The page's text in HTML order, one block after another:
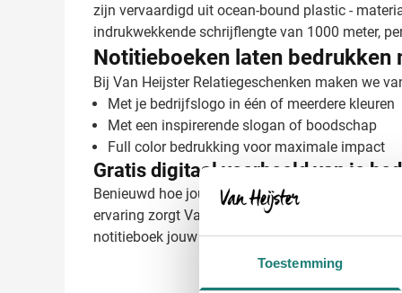
Toestemming
zijn vervaardigd uit ocean-bound plastic -
indrukwekkende schrijflengte van 1000 meter,
Notitieboeken laten bedrukken
Bij Van Heijster Relatiegeschenken maken we
Met je bedrijfslogo in één of meerdere kleuren
Met een inspirerende slogan of boodschap
Full color bedrukking voor maximale impact
Gratis digitaal voorbeeld van je
Benieuwd hoe jouw logo eruitziet op het
ervaring zorgt Van Heijster voor een perfecte
notitieboek jouw visitekaartje naar relaties!